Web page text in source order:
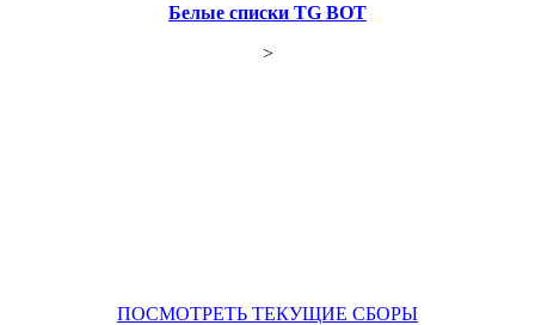
Белые списки TG BOT
>
ПОСМОТРЕТЬ ТЕКУЩИЕ СБОРЫ